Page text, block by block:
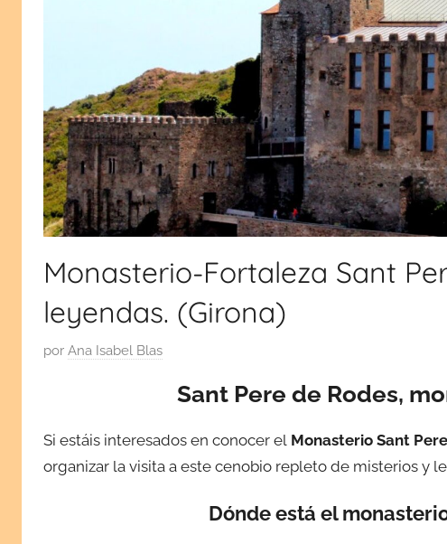
España
Europa
¡Visita
blog!
Monasterio-Fortaleza Sant
leyendas. (Girona)
P
i
c
por Ana Isabel Blas
Sant Pere de Rodes,
Si estáis interesados en conocer el Monasterio Sant
organizar la visita a este cenobio repleto de misterios y
Dónde está el